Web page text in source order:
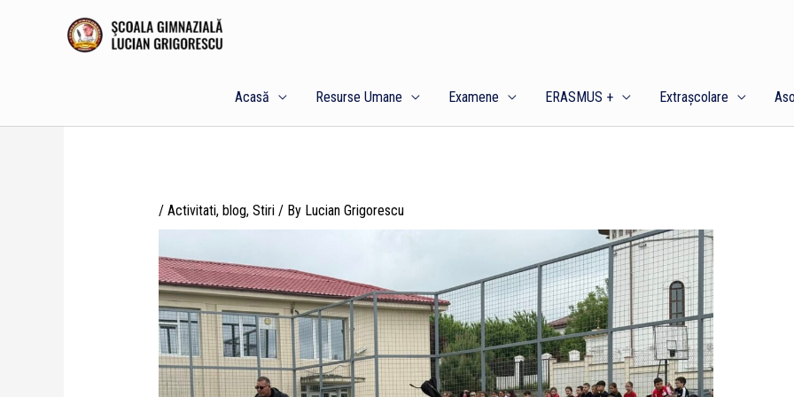
Acasă Resurse Umane Examene ERASMUS + Extrașcolare
/ Activitati, blog, Stiri/ By Lucian Grigorescu